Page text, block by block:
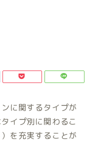
に関するタイプが
イプ別に関わるこ
を充実することが